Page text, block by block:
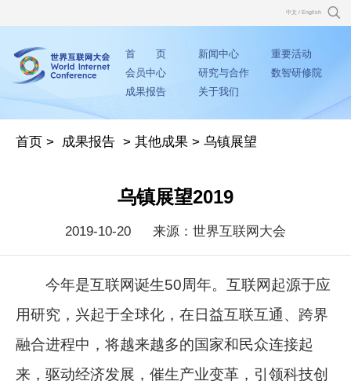
中文 / English
首 页 新闻中心
重要活动
会员中心
研究与合作
数智研修院
成果报告
关于我们
首页 > 成果报告 >其他成果 >乌镇展望
乌镇展望2019
2019-10-20 来源：世界互联网大会
今年是互联网诞生50周年。互联网起源于应
用研究，兴起于全球化，在日益互联互通、跨界
融合进程中，将越来越多的国家和民众连接起
来，驱动经济发展，催生产业变革，引领科技创